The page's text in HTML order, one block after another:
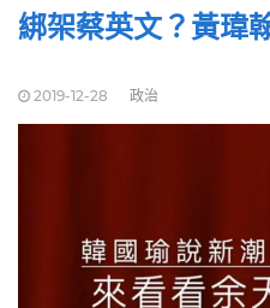
綁架蔡英文？黃瑋
2019-12-28 政治